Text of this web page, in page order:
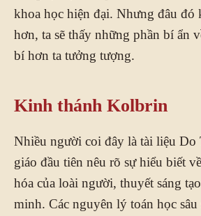
khoa học hiện đại. Nhưng đâu
hơn, ta sẽ thấy những phần bí ẩn
bí hơn ta tưởng tượng.
Kinh thánh Kolbrin
Nhiều người coi đây là tài liệu Do
giáo đầu tiên nêu rõ sự hiểu biết
hóa của loài người, thuyết sáng
minh. Các nguyên lý toán học